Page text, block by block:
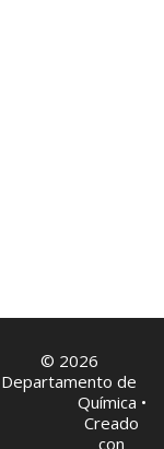
© 2026
Departamento de
Química •
Creado
con